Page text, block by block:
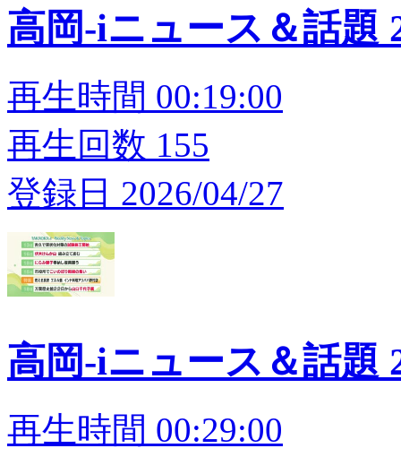
高岡-iニュース＆話題
再生時間 00:19:00
再生回数 155
登録日 2026/04/27
高岡-iニュース＆話題
再生時間 00:29:00